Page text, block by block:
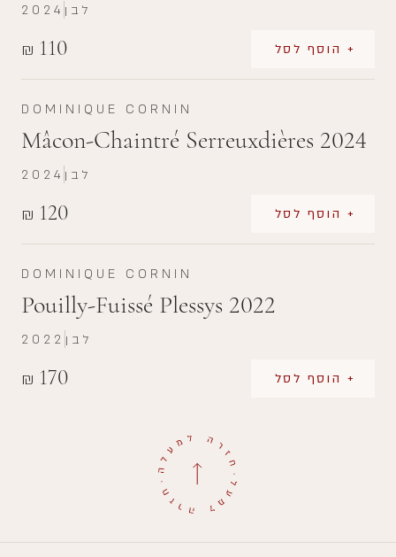
₪ 110 + הוסף לסל
2024 לבן
DOMINIQUE CORNIN
Mâcon-Chaintré Serreuxdières 2024
₪ 120 + הוסף לסל
2024 לבן
DOMINIQUE CORNIN
Pouilly-Fuissé Plessys 2022
₪ 170 + הוסף לסל
2022 לבן